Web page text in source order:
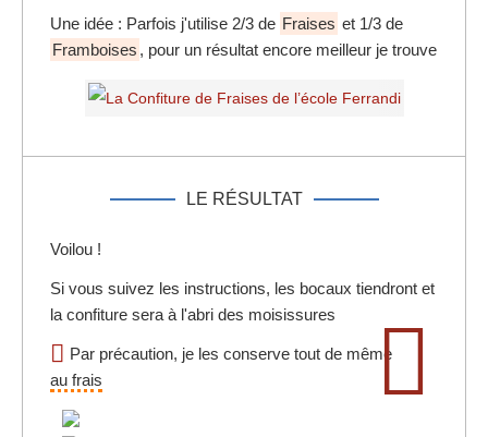
Une idée : Parfois j'utilise 2/3 de Fraises et 1/3 de
Framboises , pour un résultat encore meilleur je trouve
LE RÉSULTAT
Voilou !
Si vous suivez les instructions, les bocaux tiendront et
la confiture sera à l'abri des moisissures
Par précaution, je les conserve tout de même
au frais